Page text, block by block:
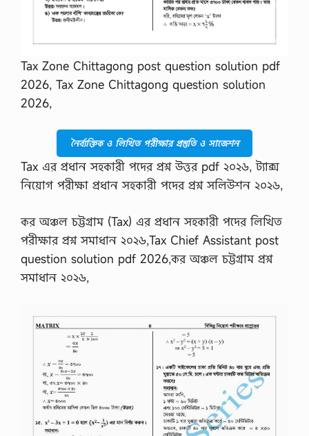
খি
প
…
Tax Zone Chittagong post question solution pdf
2026, Tax Zone Chittagong question solution
2026,
নৈর্ব্যক্তিক ও লিখিত পরীক্ষার প্রস্তুতি ও সাজেশন
Tax এর প্রধান সহকারী পদের প্রশ্ন উত্তর pdf ২০২৬, ট্যাক্স
নিয়োগ পরীক্ষা প্রধান সহকারী পদের প্রশ্ন সলিউশন ২০২৬,
কর অঞ্চল চট্টগ্রাম (Tax) এর প্রধান সহকারী পদের লিখিত
পরীক্ষার প্রশ্ন সমাধান ২০২৬,Tax Chief Assistant post
question solution pdf 2026,কর অঞ্চল চট্টগ্রাম প্রশ্ন
সমাধান ২০২৬,